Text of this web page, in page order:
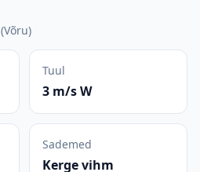
(Võru)
Tuul
3 m/s W
Sademed
Kerge vihm